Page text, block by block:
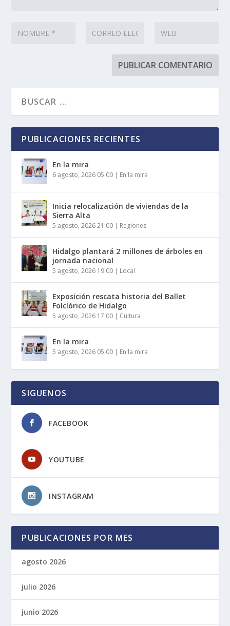
PUBLICACIONES RECIENTES
En la mira
6 agosto, 2026 05:00 | En la mira
Inicia relocalización de viviendas de la
Sierra Alta
5 agosto, 2026 21:00 | Regiones
Hidalgo plantará 2 millones de árboles en
jornada nacional
5 agosto, 2026 19:00 | Local
Exposición rescata historia del Ballet
Folclórico de Hidalgo
5 agosto, 2026 17:00 | Cultura
En la mira
5 agosto, 2026 05:00 | En la mira
SIGUENOS
FACEBOOK
YOUTUBE
INSTAGRAM
PUBLICACIONES POR MES
agosto 2026
julio 2026
junio 2026